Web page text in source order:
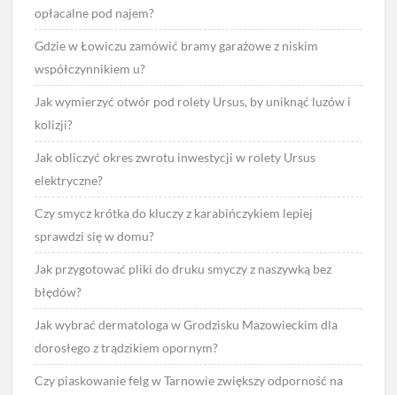
opłacalne pod najem?
Gdzie w Łowiczu zamówić bramy garażowe z niskim
współczynnikiem u?
Jak wymierzyć otwór pod rolety Ursus, by uniknąć luzów i
kolizji?
Jak obliczyć okres zwrotu inwestycji w rolety Ursus
elektryczne?
Czy smycz krótka do kluczy z karabińczykiem lepiej
sprawdzi się w domu?
Jak przygotować pliki do druku smyczy z naszywką bez
błędów?
Jak wybrać dermatologa w Grodzisku Mazowieckim dla
dorosłego z trądzikiem opornym?
Czy piaskowanie felg w Tarnowie zwiększy odporność na